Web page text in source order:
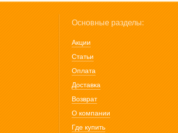
Основные разделы:
Акции
Статьи
Оплата
Доставка
Возврат
О компании
Где купить